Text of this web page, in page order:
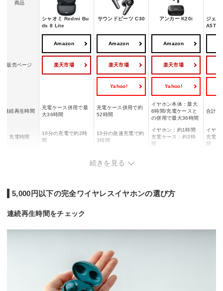
商品
シャオミ Redmi Bu
ds 8 Lite
サウンドピーツ C30 アンカー K20i
ジェー
A5T
販売ページ
Amazon
楽天市場
Amazon
楽天市場
Yahoo!
Amazon
楽天市場
Yahoo!
連続再生時間
充電ケース併用で最
大36時間
充電ケース併用で約
52時間
イヤホン本体：最大
6時間/充電ケースと
の併用で最大36時間
合計で
充電時間
10分の充電で約2時
間
10分の急速充電で約
3時間
イヤホン：約1時間
充電ケース：約3時
間
イヤホ
充電ケ
間
LDAC/AAC/SBC
続きを見る
5,000円以下の完全ワイヤレスイヤホンの選び方
連続再生時間をチェック